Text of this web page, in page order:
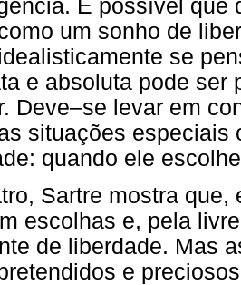
É possível que
um sonho de
se
e absoluta pode ser
Deve–se levar em
situações especiais
quando ele
Sartre mostra
escolhas e, pela
de liberdade. Mas
e